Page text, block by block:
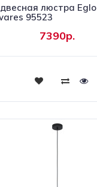
люстра Eglo
95523
7390р.
Купить